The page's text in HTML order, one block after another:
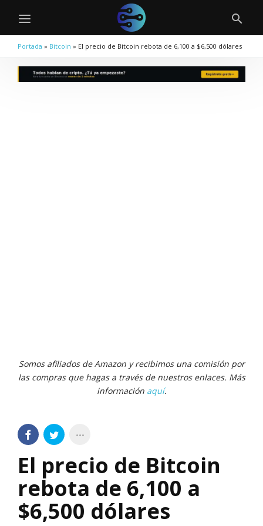
Portada » Bitcoin » El precio de Bitcoin rebota de 6,100 a $6,500 dólares
Somos afiliados de Amazon y recibimos una comisión por
las compras que hagas a través de nuestros enlaces. Más
información aquí.
El precio de Bitcoin
rebota de 6,100 a
$6,500 dólares